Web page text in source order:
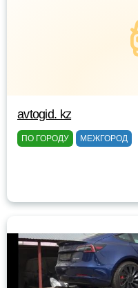
avtogid. kz
ПО ГОРОДУ МЕЖГОРОД